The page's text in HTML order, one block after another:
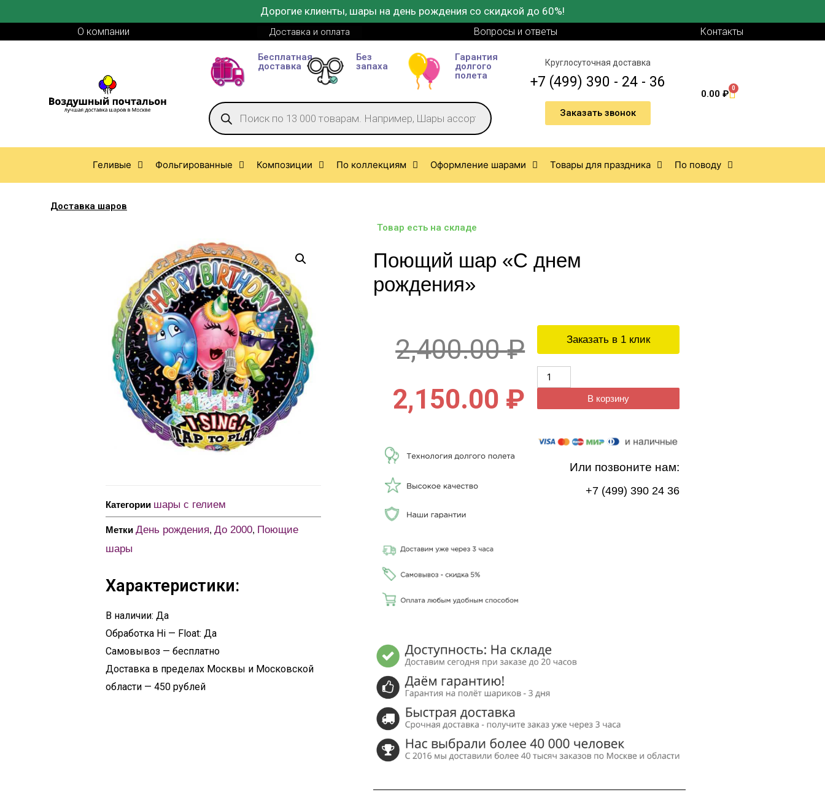
Дорогие клиенты, шары на день рождения со скидкой до 60%!
О компании Доставка и оплата Вопросы и ответы Контакты
Бесплатная
доставка
Без
запаха
Гарантия
долгого
полета
Круглосуточная доставка
+7 (499) 390 - 24 - 36
Заказать звонок
0.00₽ 0
Геливые Фольгированные Композиции По коллекциям Оформление шарами Товары для праздника По поводу
Доставка шаров
Категории шары с гелием
Метки День рождения, До 2000, Поющие
шары
Характеристики:
В наличии: Да
Обработка Hi — Float: Да
Самовывоз — бесплатно
Доставка в пределах Москвы и Московской
области — 450 рублей
Товар есть на складе
Поющий шар «С днем
рождения»
2,400.00₽
2,150.00 ₽
Заказать в 1 клик
В корзину
Или позвоните нам:
+7 (499) 390 24 36